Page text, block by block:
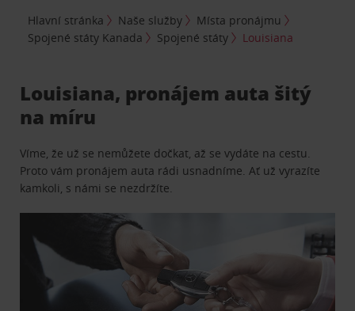
Hlavní stránka Naše služby
Místa pronájmu
Spojené státy Kanada
Spojené státy Louisiana
Louisiana, pronájem auta šitý
na míru
Víme, že už se nemůžete dočkat, až se vydáte na cestu.
Proto vám pronájem auta rádi usnadníme. Ať už vyrazíte
kamkoli, s námi se nezdržíte.